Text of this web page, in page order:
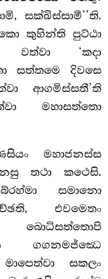
සක්ඛිස්සාමී’’ති.
කුහින්ති පුට්ඨා
වත්වා ‘කදා
සත්තමෙ දිවසෙ
ආගමිස්සතී’ති
මහාසත්තො
මහාජනස්ස
තථා කථෙසි.
සමානො
එවමෙතං
බොධිසත්තොපි
ගගනමජ්ඣෙ
සකලං